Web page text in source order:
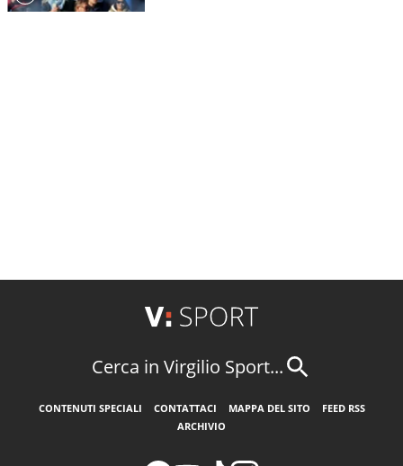
Cerca in Virgilio Sport...
CONTENUTI SPECIALI CONTATTACI MAPPA DEL SITO
FEED RSS
ARCHIVIO